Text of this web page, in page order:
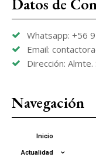
Datos de
Whatsapp: +56
Email:
Dirección:
Navegación
Inicio
Actualidad